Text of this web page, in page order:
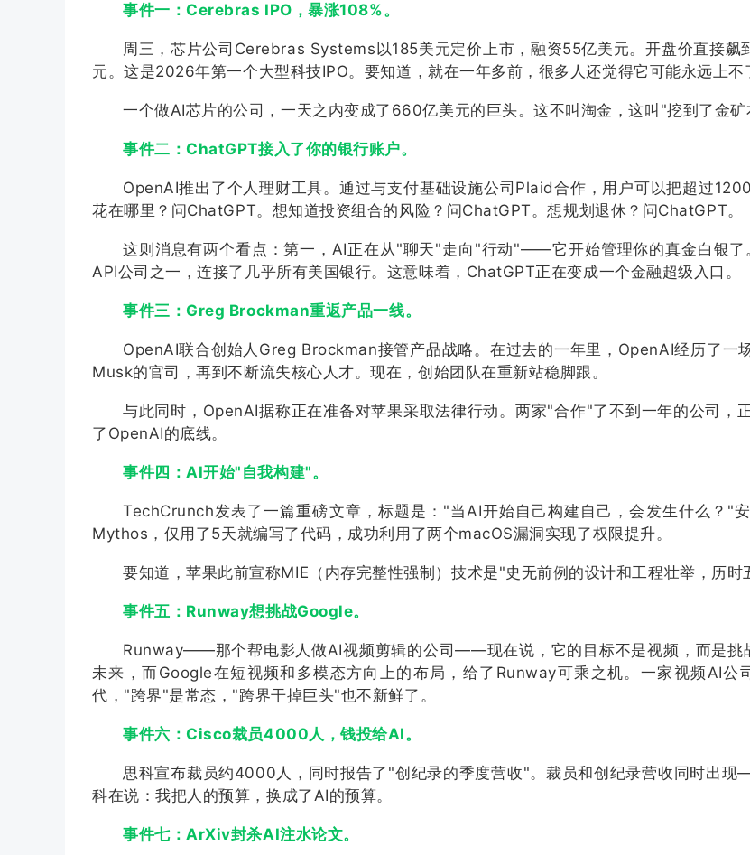
事件一：Cerebras IPO，暴涨108%。
周三，芯片公司Cerebras Systems以185美元定价上市，融资55亿美元。开盘价直接
元。这是2026年第一个大型科技IPO。要知道，就在一年多前，很多人还觉得它可能永远上不
一个做AI芯片的公司，一天之内变成了660亿美元的巨头。这不叫淘金，这叫"挖到了金矿
事件二：ChatGPT接入了你的银行账户。
OpenAI推出了个人理财工具。通过与支付基础设施公司Plaid合作，用户可以把超过
花在哪里？问ChatGPT。想知道投资组合的风险？问ChatGPT。想规划退休？问ChatGPT。
这则消息有两个看点：第一，AI正在从"聊天"走向"行动"——它开始管理你的真金白银
API公司之一，连接了几乎所有美国银行。这意味着，ChatGPT正在变成一个金融超级入口。
事件三：Greg Brockman重返产品一线。
OpenAI联合创始人Greg Brockman接管产品战略。在过去的一年里，OpenAI经历了
Musk的官司，再到不断流失核心人才。现在，创始团队在重新站稳脚跟。
与此同时，OpenAI据称正在准备对苹果采取法律行动。两家"合作"了不到一年的公司，
了OpenAI的底线。
事件四：AI开始"自我构建"。
TechCrunch发表了一篇重磅文章，标题是："当AI开始自己构建自己，会发生什么？"
Mythos，仅用了5天就编写了代码，成功利用了两个macOS漏洞实现了权限提升。
要知道，苹果此前宣称MIE（内存完整性强制）技术是"史无前例的设计和工程壮举，历时
事件五：Runway想挑战Google。
Runway——那个帮电影人做AI视频剪辑的公司——现在说，它的目标不是视频，而是挑
未来，而Google在短视频和多模态方向上的布局，给了Runway可乘之机。一家视频AI
代，"跨界"是常态，"跨界干掉巨头"也不新鲜了。
事件六：Cisco裁员4000人，钱投给AI。
思科宣布裁员约4000人，同时报告了"创纪录的季度营收"。裁员和创纪录营收同时出
科在说：我把人的预算，换成了AI的预算。
事件七：ArXiv封杀AI注水论文。